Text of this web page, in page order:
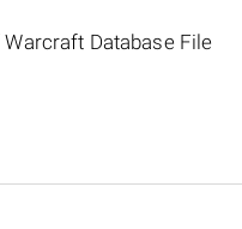
Database File